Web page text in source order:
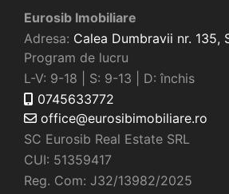
Eurosib Imobiliare
Adresa: Calea Dumbravii nr. 135,
Program de lucru
L-V: 9-18 | S: 9-13 | D: închis
0745633772
office@eurosibimobiliare.ro
SC Eurosib Real Estate SRL
CUI: 51359417
Reg. Com: J32/13982/2025